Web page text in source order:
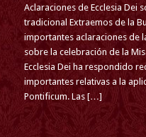
Aclaraciones de Ecclesia Dei
tradicional Extraemos de la
importantes aclaraciones de
sobre la celebración de la
Ecclesia Dei ha respondido
importantes relativas a la
Pontificum. Las […]